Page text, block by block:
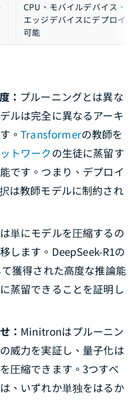
CPU、モバイルデバイス、
エッジデバイスにデプロイ
可能
： プルーニングとは異な
ルは完全に異なるアーキ
。Transformerの教師を
トワークの生徒に蒸留す
です。つまり、デプロイ
は教師モデルに制約され
単にモデルを圧縮するの
します。DeepSeek-R1の
獲得された高度な推論能
蒸留できることを証明し
： Minitronはプルーニン
威力を実証し、量子化は
圧縮できます。3つすべ
、いずれか単独をはるか